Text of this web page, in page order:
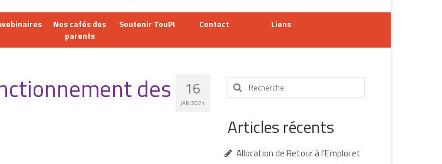
Nos cafés des
parents
Soutenir TouPI Contact Liens
16
JAN 2021
des
Rechercher
:
Articles récents
Allocation de Retour à l’Emploi et